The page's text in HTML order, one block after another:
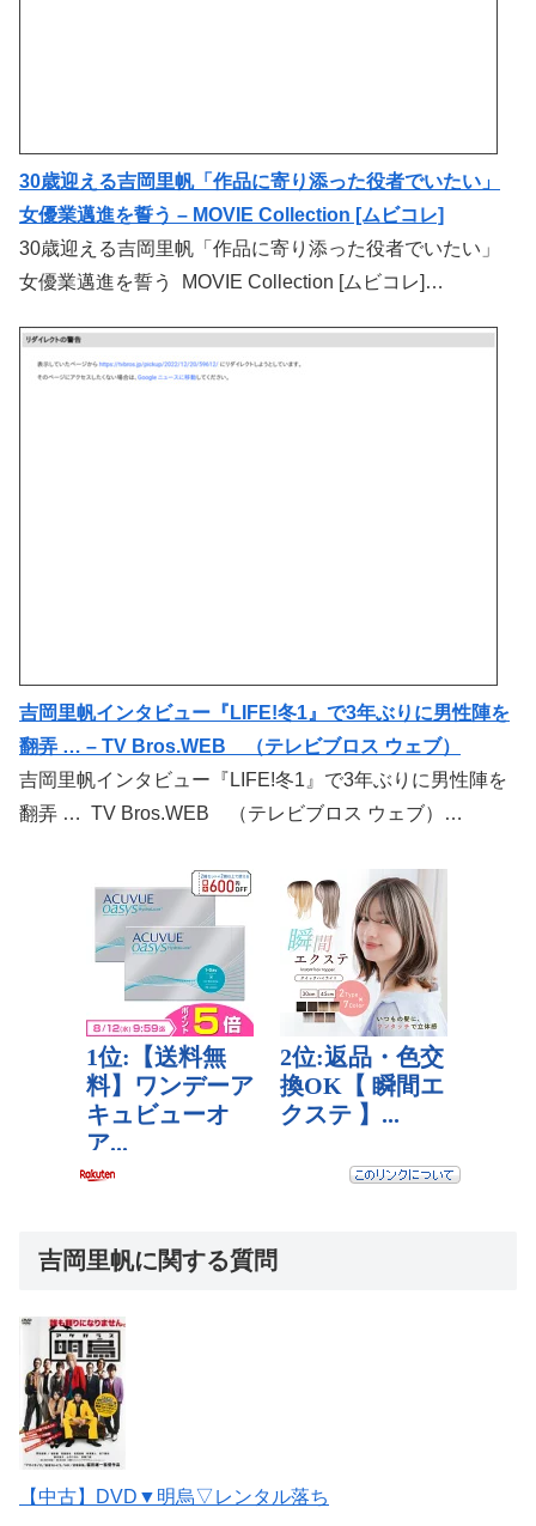
30歳迎える吉岡里帆「作品に寄り添った役者でいたい」
女優業邁進を誓う – MOVIE Collection [ムビコレ]
30歳迎える吉岡里帆「作品に寄り添った役者でいたい」
女優業邁進を誓う MOVIE Collection [ムビコレ]…
吉岡里帆インタビュー『LIFE!冬1』で3年ぶりに男性陣を
翻弄 … – TV Bros.WEB （テレビブロス ウェブ）
吉岡里帆インタビュー『LIFE!冬1』で3年ぶりに男性陣を
翻弄 … TV Bros.WEB （テレビブロス ウェブ）…
吉岡里帆に関する質問
【中古】DVD▼明烏▽レンタル落ち